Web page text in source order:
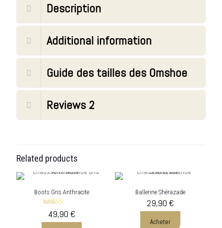
Description
Additional information
Guide des tailles des Omshoe
Reviews 2
Related products
Boots Gris Anthracite
Rated
5.00
49,90€
Ballerine Shérazade
29,90 €
Acheter